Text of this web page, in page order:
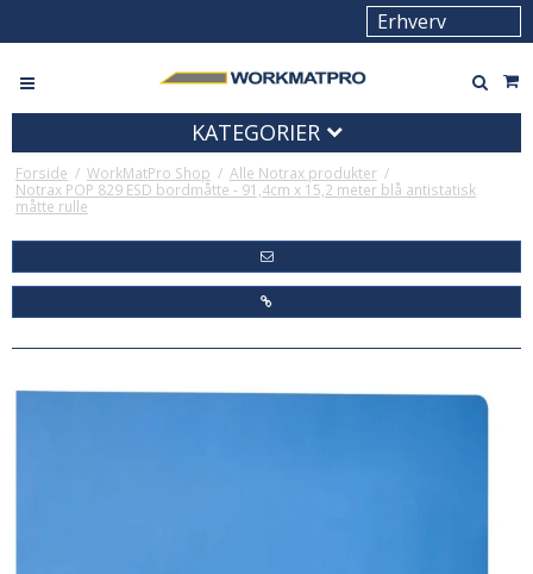
KATEGORIER
Forside / WorkMatPro Shop / Alle Notrax produkter /
Notrax POP 829 ESD bordmåtte - 91,4cm x 15,2 meter blå antistatisk
måtte rulle